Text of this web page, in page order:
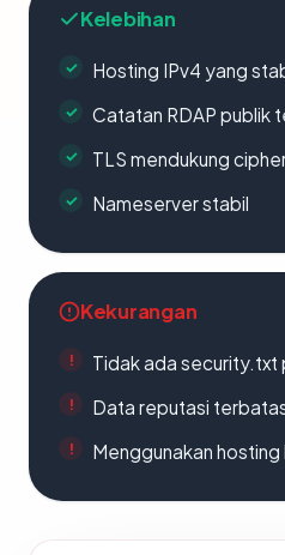
Kelebihan
Hosting IPv4 yang
Catatan RDAP publik
TLS mendukung
Nameserver stabil
Kekurangan
Tidak ada security.txt
Data reputasi
Menggunakan